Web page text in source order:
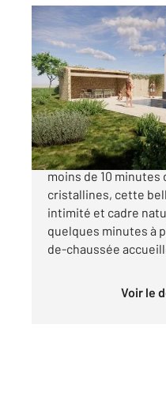
PORTO VECCHIO 201
152,81 m
2, 5 pièces
Ref : 1000
Maison à vendre
1 100
Située dans un
moins de 10 minutes
cristallines, cette
intimité et cadre
quelques minutes à
de-chaussée
Voir le